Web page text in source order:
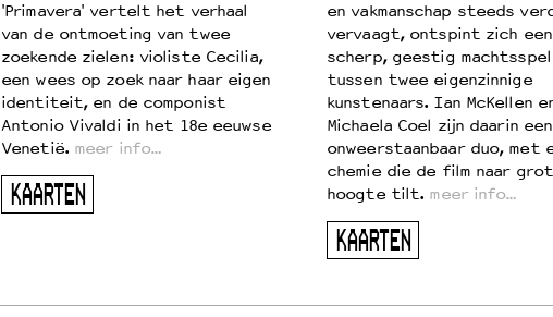
'Primavera' vertelt het verhaal
van de ontmoeting van twee
zoekende zielen: violiste Cecilia,
een wees op zoek naar haar eigen
identiteit, en de componist
Antonio Vivaldi in het 18e eeuwse
Venetië. meer info…
KAARTEN
en vakmanschap steeds
vervaagt, ontspint zich een
scherp, geestig machtsspel
tussen twee eigenzinnige
kunstenaars. Ian McKellen
Michaela Coel zijn daarin een
onweerstaanbaar duo, met
chemie die de film naar
hoogte tilt. meer info…
KAARTEN